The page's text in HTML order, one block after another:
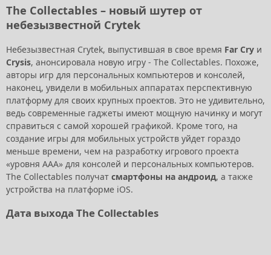
The Collectables – новый шутер от
небезызвестной Crytek
Небезызвестная Crytek, выпустившая в свое время Far Cry и
Crysis, анонсировала новую игру - The Collectables. Похоже,
авторы игр для персональных компьютеров и консолей,
наконец, увидели в мобильных аппаратах перспективную
платформу для своих крупных проектов. Это не удивительно,
ведь современные гаджеты имеют мощную начинку и могут
справиться с самой хорошей графикой. Кроме того, на
создание игры для мобильных устройств уйдет гораздо
меньше времени, чем на разработку игрового проекта
«уровня ААА» для консолей и персональных компьютеров.
The Collectables получат смартфоны на андроид, а также
устройства на платформе iOS.
Дата выхода The Collectables